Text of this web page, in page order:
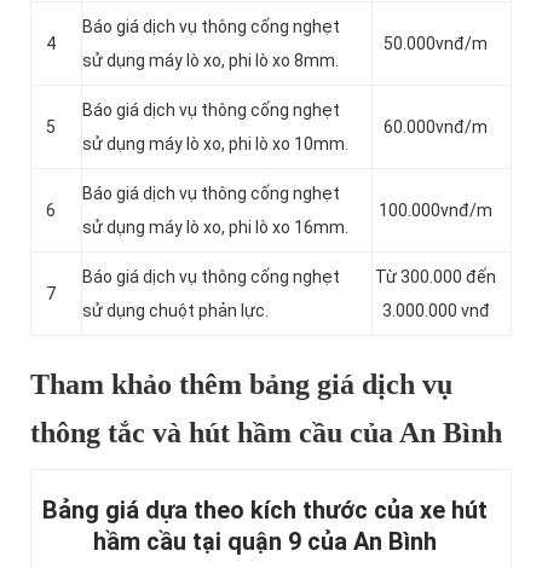
4
Báo giá dịch vụ thông cống nghẹt
sử dụng máy lò xo, phi lò xo 8mm.
50.000vnđ/m
5
Báo giá dịch vụ thông cống nghẹt
sử dụng máy lò xo, phi lò xo 10mm.
60.000vnđ/m
6
Báo giá dịch vụ thông cống nghẹt
sử dụng máy lò xo, phi lò xo 16mm.
100.000vnđ/m
7
Báo giá dịch vụ thông cống nghẹt
sử dụng chuột phản lực.
Từ 300.000 đến
3.000.000 vnđ
Tham khảo thêm bảng giá dịch vụ
thông tắc và hút hầm cầu của An Bình
Bảng giá dựa theo kích thước của xe hút
hầm cầu tại quận 9 của An Bình